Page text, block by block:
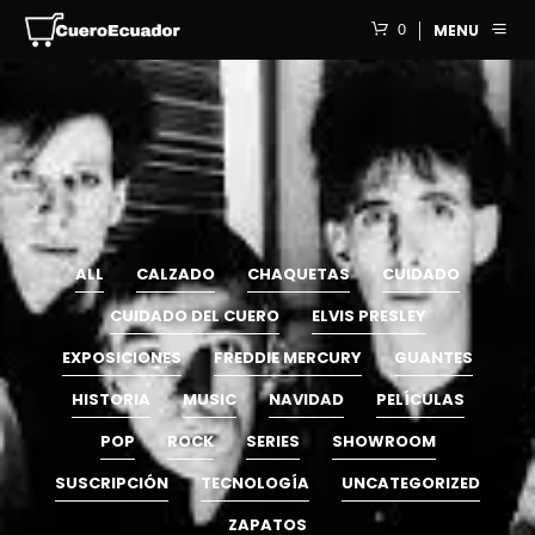
0 MENU
ALL CALZADO CHAQUETAS
CUIDADO
CUIDADO DEL CUERO
ELVIS PRESLEY
EXPOSICIONES
FREDDIE MERCURY
GUANTES
HISTORIA
MUSIC NAVIDAD
PELÍCULAS
POP
ROCK SERIES
SHOWROOM
SUSCRIPCIÓN
TECNOLOGÍA
UNCATEGORIZED
ZAPATOS